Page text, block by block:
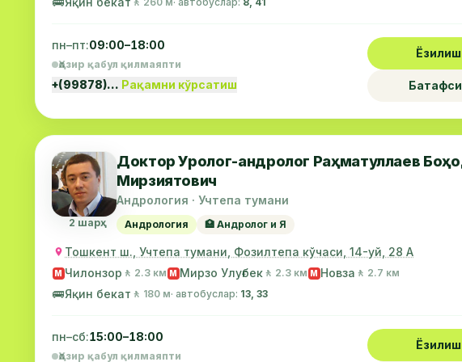
пн–пт:09:00–18:00
Ҳозир қабул қилмаяпти
+(99878)… Рақамни кўрсатиш
Ёзилиш
2 шарҳ
Доктор Уролог-андролог Раҳматуллаев
Мирзиятович
Андрология · Учтепа тумани
Андрология 🏥 Андролог и Я
Тошкент ш., Учтепа тумани, Фозилтепа кўчаси, 14-уй, 28 А
М Чилонзор 🚶 2.3 км М Мирзо Улуғбек 🚶 2.3 км М Новза 🚶 2.7 км
🚌Яқин бекат 🚶 180 м· автобуслар: 13, 33
пн–сб:15:00–18:00
Ҳозир қабул қилмаяпти
Ёзилиш